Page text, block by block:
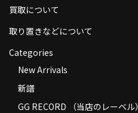
買取について
取り置きなどについて
Categories
New Arrivals
新譜
GG RECORD （当店のレーベル）